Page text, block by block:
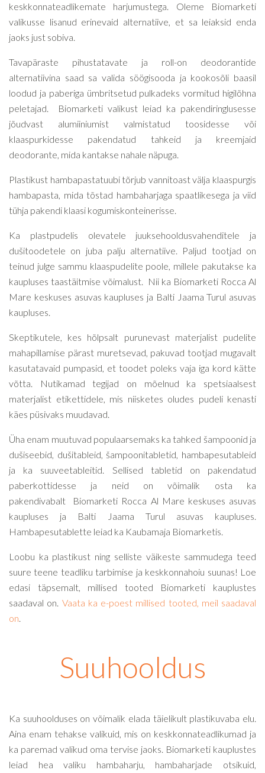
keskkonnateadlikemate harjumustega. Oleme Biomarketi
valikusse lisanud erinevaid alternatiive, et sa leiaksid enda
jaoks just sobiva.
Tavapäraste pihustatavate ja roll-on deodorantide
alternatiivina saad sa valida söögisooda ja kookosõli baasil
loodud ja paberiga ümbritsetud pulkadeks vormitud higilõhna
peletajad. Biomarketi valikust leiad ka pakendiringlusesse
jõudvast alumiiniumist valmistatud toosidesse või
klaaspurkidesse pakendatud tahkeid ja kreemjaid
deodorante, mida kantakse nahale näpuga.
Plastikust hambapastatuubi tõrjub vannitoast välja klaaspurgis
hambapasta, mida tõstad hambaharjaga spaatlikesega ja viid
tühja pakendi klaasi kogumiskonteinerisse.
Ka plastpudelis olevatele juuksehooldusvahenditele ja
dušitoodetele on juba palju alternatiive. Paljud tootjad on
teinud julge sammu klaaspudelite poole, millele pakutakse ka
kaupluses taastäitmise võimalust. Nii ka Biomarketi Rocca Al
Mare keskuses asuvas kaupluses ja Balti Jaama Turul asuvas
kaupluses.
Skeptikutele, kes hõlpsalt purunevast materjalist pudelite
mahapillamise pärast muretsevad, pakuvad tootjad mugavalt
kasutatavaid pumpasid, et toodet poleks vaja iga kord kätte
võtta. Nutikamad tegijad on mõelnud ka spetsiaalsest
materjalist etikettidele, mis niisketes oludes pudeli kenasti
käes püsivaks muudavad.
Üha enam muutuvad populaarsemaks ka tahked šampoonid ja
dušiseebid, dušitableid, šampoonitabletid, hambapesutableid
ja ka suuveetableitid. Sellised tabletid on pakendatud
paberkottidesse ja neid on võimalik osta ka
pakendivabalt Biomarketi Rocca Al Mare keskuses asuvas
kaupluses ja Balti Jaama Turul asuvas kaupluses.
Hambapesutablette leiad ka Kaubamaja Biomarketis.
Loobu ka plastikust ning selliste väikeste sammudega teed
suure teene teadliku tarbimise ja keskkonnahoiu suunas! Loe
edasi täpsemalt, millised tooted Biomarketi kauplustes
saadaval on. Vaata ka e-poest millised tooted, meil saadaval
on.
Suuhooldus
Ka suuhoolduses on võimalik elada täielikult plastikuvaba elu.
Aina enam tehakse valikuid, mis on keskkonnateadlikumad ja
ka paremad valikud oma tervise jaoks. Biomarketi kauplustes
leiad hea valiku hambaharju, hambaharjade otsikuid,